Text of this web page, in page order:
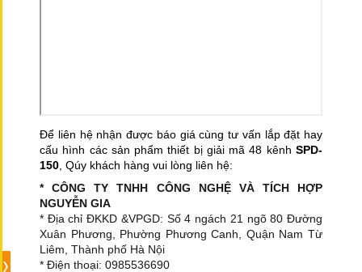
Để liên hệ nhận được báo giá cùng tư vấn lắp đặt hay
cấu hình các sản phẩm thiết bị giải mã 48 kênh SPD-
150 , Qúy khách hàng vui lòng liên hệ:
* CÔNG TY TNHH CÔNG NGHỆ VÀ TÍCH HỢP
NGUYỄN GIA
* Địa chỉ ĐKKD &VPGD: Số 4 ngách 21 ngõ 80 Đường
Xuân Phương, Phường Phương Canh, Quận Nam Từ
Liêm, Thành phố Hà Nội
* Điện thoại: 0985536690